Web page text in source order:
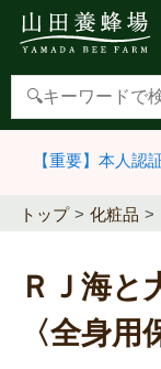
【重要】本人認
トップ 化粧品
ＲＪ海と
〈全身用